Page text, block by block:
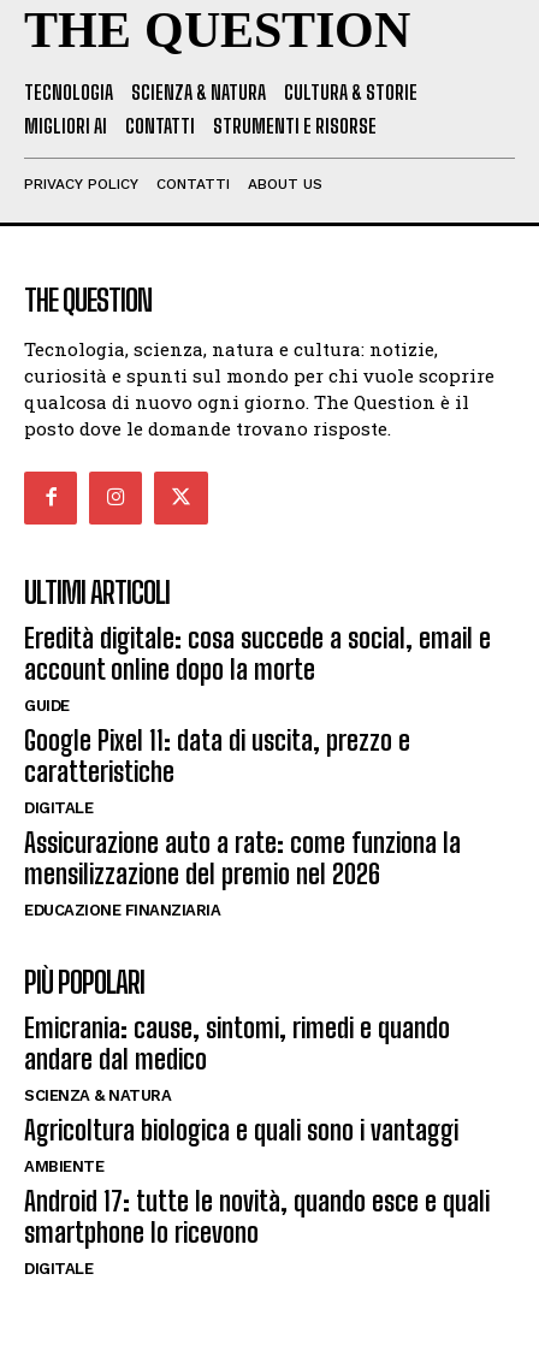
THE QUESTION
TECNOLOGIA SCIENZA & NATURA
CULTURA & STORIE
MIGLIORI AI
CONTATTI STRUMENTI E RISORSE
PRIVACY POLICY CONTATTI ABOUT US
THE QUESTION
Tecnologia, scienza, natura e cultura: notizie,
curiosità e spunti sul mondo per chi vuole scoprire
qualcosa di nuovo ogni giorno. The Question è il
posto dove le domande trovano risposte.
ULTIMI ARTICOLI
Eredità digitale: cosa succede a social, email e
account online dopo la morte
GUIDE
Google Pixel 11: data di uscita, prezzo e
caratteristiche
DIGITALE
Assicurazione auto a rate: come funziona la
mensilizzazione del premio nel 2026
EDUCAZIONE FINANZIARIA
PIÙ POPOLARI
Emicrania: cause, sintomi, rimedi e quando
andare dal medico
SCIENZA & NATURA
Agricoltura biologica e quali sono i vantaggi
AMBIENTE
Android 17: tutte le novità, quando esce e quali
smartphone lo ricevono
DIGITALE